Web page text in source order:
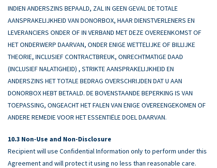
INDIEN ANDERSZINS BEPAALD, ZAL IN GEEN GEVAL DE TOTALE
AANSPRAKELIJKHEID VAN DONORBOX, HAAR DIENSTVERLENERS EN
LEVERANCIERS ONDER OF IN VERBAND MET DEZE OVEREENKOMST OF
HET ONDERWERP DAARVAN, ONDER ENIGE WETTELIJKE OF BILLIJKE
THEORIE, INCLUSIEF CONTRACTBREUK, ONRECHTMATIGE DAAD
(INCLUSIEF NALATIGHEID) , STRIKTE AANSPRAKELIJKHEID EN
ANDERSZINS HET TOTALE BEDRAG OVERSCHRIJDEN DAT U AAN
DONORBOX HEBT BETAALD. DE BOVENSTAANDE BEPERKING IS VAN
TOEPASSING, ONGEACHT HET FALEN VAN ENIGE OVEREENGEKOMEN OF
ANDERE REMEDIE VOOR HET ESSENTIËLE DOEL DAARVAN.
Non-Use and Non-Disclosure
Recipient will use Confidential Information only to perform under this
Agreement and will protect it using no less than reasonable care.